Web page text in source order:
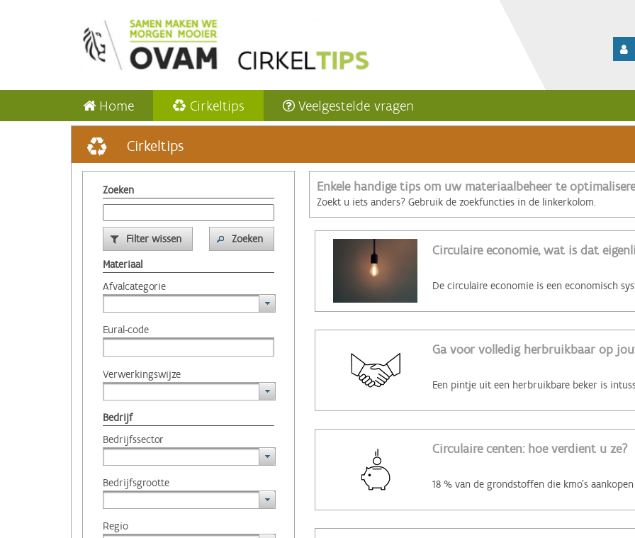
Home Cirkeltips Veelgestelde vragen
Cirkeltips
Zoeken
Filter wissen
Zoeken
Materiaal
Afvalcategorie
Eural-code
Verwerkingswijze
Bedrijf
Bedrijfssector
Bedrijfsgrootte
Regio
Enkele handige tips om uw materiaalbeheer te
Zoekt u iets anders? Gebruik de zoekfuncties in de linkerkolom.
Circulaire economie, wat is dat
Ga voor volledig herbruikbaar op
Circulaire centen: hoe verdient u ze?